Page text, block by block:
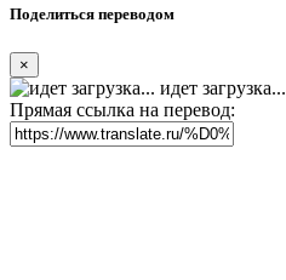
Поделиться переводом
×
идет загрузка...
Прямая ссылка на перевод: